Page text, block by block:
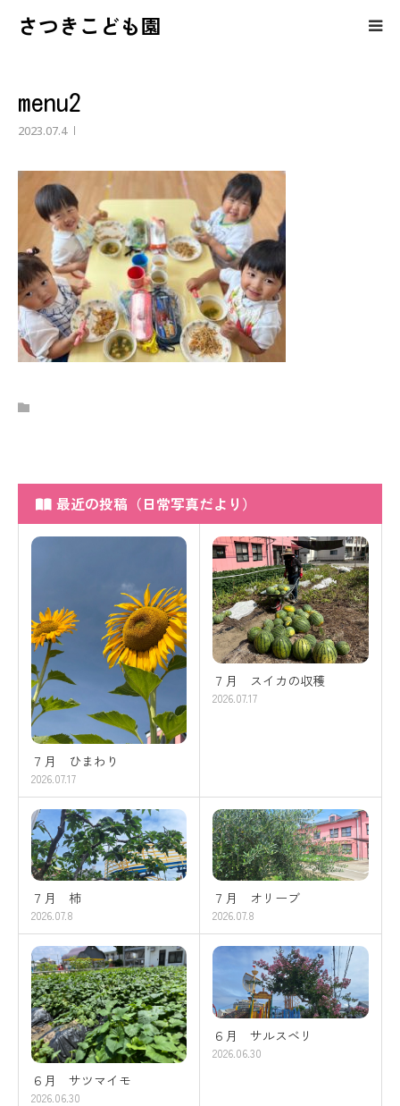
さつきこども園
menu2
2023.07.4
最近の投稿（日常写真だより）
７月 ひまわり
2026.07.17
７月 スイカの収穫
2026.07.17
７月 柿
2026.07.8
７月 オリーブ
2026.07.8
６月 サツマイモ
2026.06.30
６月 サルスベリ
2026.06.30
さつきこども園の紹介
園児募集・育児相談